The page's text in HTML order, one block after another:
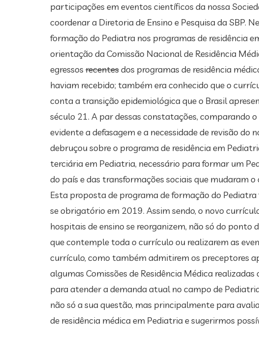
participações em eventos científicos da nossa
coordenar a Diretoria de Ensino e Pesquisa da SBP.
formação do Pediatra nos programas de residência
orientação da Comissão Nacional de Residência
egressos recentesdos programas de residência
haviam recebido; também era conhecido que o
conta a transição epidemiológica que o Brasil
século 21. A par dessas constatações, comparando
evidente a defasagem e a necessidade de revisão do
debruçou sobre o programa de residência em
terciária em Pediatria, necessário para formar um
do país e das transformações sociais que mudaram
Esta proposta de programa de formação do
se obrigatório em 2019. Assim sendo, o novo
hospitais de ensino se reorganizem, não só do
que contemple toda o currículo ou realizarem as
currículo, como também admitirem os preceptores
algumas Comissões de Residência Médica
para atender a demanda atual no campo de
não só a sua questão, mas principalmente para
de residência médica em Pediatria e sugerirmos